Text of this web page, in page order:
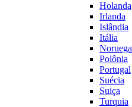
Holanda
Irlanda
Islândia
Itália
Noruega
Polônia
Portugal
Suécia
Suiça
Turquia